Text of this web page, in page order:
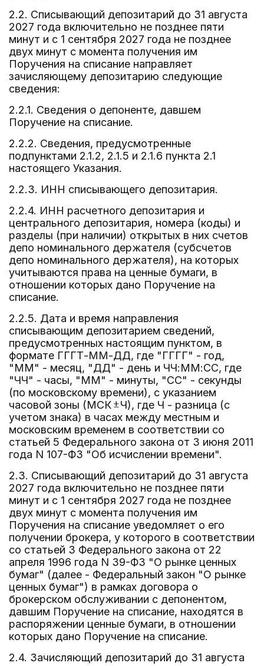
2.2. Списывающий депозитарий до 31 августа
2027 года включительно не позднее пяти
минут и с 1 сентября 2027 года не позднее
двух минут с момента получения им
Поручения на списание направляет
зачисляющему депозитарию следующие
сведения:
2.2.1. Сведения о депоненте, давшем
Поручение на списание.
2.2.2. Сведения, предусмотренные
подпунктами 2.1.2, 2.1.5 и 2.1.6 пункта 2.1
настоящего Указания.
2.2.3. ИНН списывающего депозитария.
2.2.4. ИНН расчетного депозитария и
центрального депозитария, номера (коды) и
разделы (при наличии) открытых в них счетов
депо номинального держателя (субсчетов
депо номинального держателя), на которых
учитываются права на ценные бумаги, в
отношении которых дано Поручение на
списание.
2.2.5. Дата и время направления
списывающим депозитарием сведений,
предусмотренных настоящим пунктом, в
формате ГГГТ-ММ-ДД, где "ГГГГ" - год,
"ММ" - месяц, "ДД" - день и ЧЧ:ММ:СС, где
"ЧЧ" - часы, "ММ" - минуты, "СС" - секунды
(по московскому времени), с указанием
часовой зоны (МСК
Ч), где Ч - разница (с
учетом знака) в часах между местным и
московским временем в соответствии со
статьей 5 Федерального закона от 3 июня 2011
года N 107-ФЗ "Об исчислении времени".
2.3. Списывающий депозитарий до 31 августа
2027 года включительно не позднее пяти
минут и с 1 сентября 2027 года не позднее
двух минут с момента получения им
Поручения на списание уведомляет о его
получении брокера, у которого в соответствии
со статьей 3 Федерального закона от 22
апреля 1996 года N 39-ФЗ "О рынке ценных
бумаг" (далее - Федеральный закон "О рынке
ценных бумаг") в рамках договора о
брокерском обслуживании с депонентом,
давшим Поручение на списание, находятся в
распоряжении ценные бумаги, в отношении
которых дано Поручение на списание.
2.4. Зачисляющий депозитарий до 31 августа